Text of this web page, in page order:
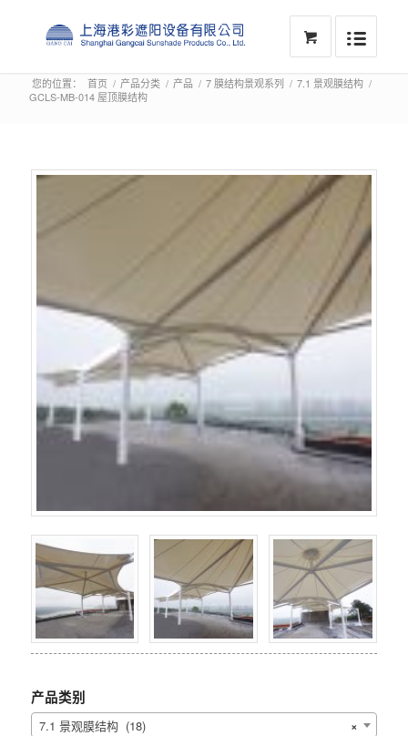
您的位置： 首页 / 产品分类 / 产品 / 7 膜结构景观系列 / 7.1 景观膜结构 /
GCLS-MB-014 屋顶膜结构
产品类别
×
7.1 景观膜结构 (18)